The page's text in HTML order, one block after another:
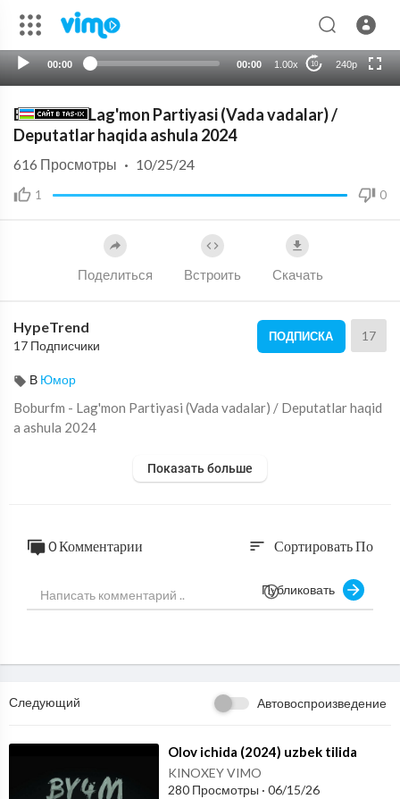
00:00 00:00 1.00x 10 240p
HD
Boburfm - Lag'mon Partiyasi (Vada vadalar) /
Deputatlar haqida ashula 2024
1 0
616 Просмотры · 10/25/24
Поделиться Встроить Скачать
HypeTrend
17 Подписчики
ПОДПИСКА 17
В Юмор
⁣Boburfm - Lag'mon Partiyasi (Vada vadalar) / Deputatlar haqid
a ashula 2024
Показать больше
0 Комментарии sort Сортировать По
Публиковать
Следующий Автовоспроизведение
⁣Olov ichida (2024) uzbek tilida
KINOXEY VIMO
280 Просмотры · 06/15/26